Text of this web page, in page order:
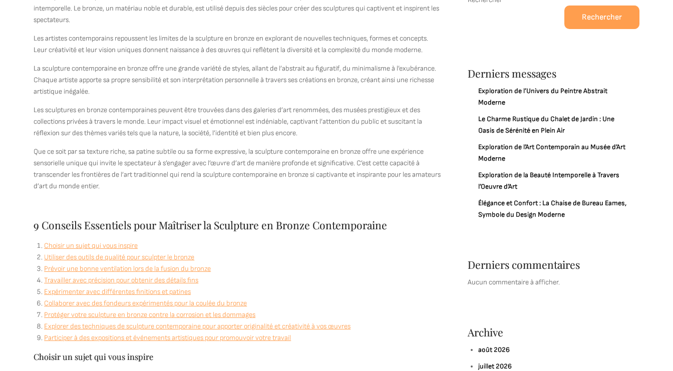
intemporelle. Le bronze, un matériau noble et durable, est utilisé depuis des siècles pour créer des sculptures qui captivent et inspirent les
spectateurs.
Les artistes contemporains repoussent les limites de la sculpture en bronze en explorant de nouvelles techniques, formes et concepts.
Leur créativité et leur vision uniques donnent naissance à des œuvres qui reflètent la diversité et la complexité du monde moderne.
La sculpture contemporaine en bronze offre une grande variété de styles, allant de l’abstrait au figuratif, du minimalisme à l’exubérance.
Chaque artiste apporte sa propre sensibilité et son interprétation personnelle à travers ses créations en bronze, créant ainsi une richesse
artistique inégalée.
Les sculptures en bronze contemporaines peuvent être trouvées dans des galeries d’art renommées, des musées prestigieux et des
collections privées à travers le monde. Leur impact visuel et émotionnel est indéniable, captivant l’attention du public et suscitant la
réflexion sur des thèmes variés tels que la nature, la société, l’identité et bien plus encore.
Que ce soit par sa texture riche, sa patine subtile ou sa forme expressive, la sculpture contemporaine en bronze offre une expérience
sensorielle unique qui invite le spectateur à s’engager avec l’œuvre d’art de manière profonde et significative. C’est cette capacité à
transcender les frontières de l’art traditionnel qui rend la sculpture contemporaine en bronze si captivante et inspirante pour les amateurs
d’art du monde entier.
9 Conseils Essentiels pour Maîtriser la Sculpture en Bronze Contemporaine
Choisir un sujet qui vous inspire
Utiliser des outils de qualité pour sculpter le bronze
Prévoir une bonne ventilation lors de la fusion du bronze
Travailler avec précision pour obtenir des détails fins
Expérimenter avec différentes finitions et patines
Collaborer avec des fondeurs expérimentés pour la coulée du bronze
Protéger votre sculpture en bronze contre la corrosion et les dommages
Explorer des techniques de sculpture contemporaine pour apporter originalité et créativité à vos œuvres
Participer à des expositions et événements artistiques pour promouvoir votre travail
Choisir un sujet qui vous inspire
Rechercher
Derniers messages
Exploration de l’Univers du Peintre Abstrait
Moderne
Le Charme Rustique du Chalet de Jardin : Une
Oasis de Sérénité en Plein Air
Exploration de l’Art Contemporain au Musée d’Art
Moderne
Exploration de la Beauté Intemporelle à Travers
l’Oeuvre d’Art
Élégance et Confort : La Chaise de Bureau Eames,
Symbole du Design Moderne
Derniers commentaires
Aucun commentaire à afficher.
Archive
août 2026
juillet 2026